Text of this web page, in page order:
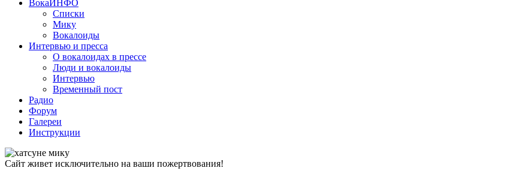
ВокаИНФО
Списки
Мику
Вокалоиды
Интервью и пресса
О вокалоидах в прессе
Люди и вокалоиды
Интервью
Временный пост
Радио
Форум
Галереи
Инструкции
Сайт живет исключительно на ваши пожертвования!